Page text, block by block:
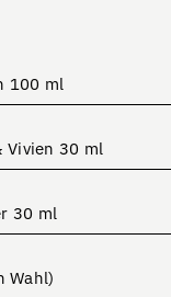
100 ml
Vivien 30 ml
30 ml
Wahl)